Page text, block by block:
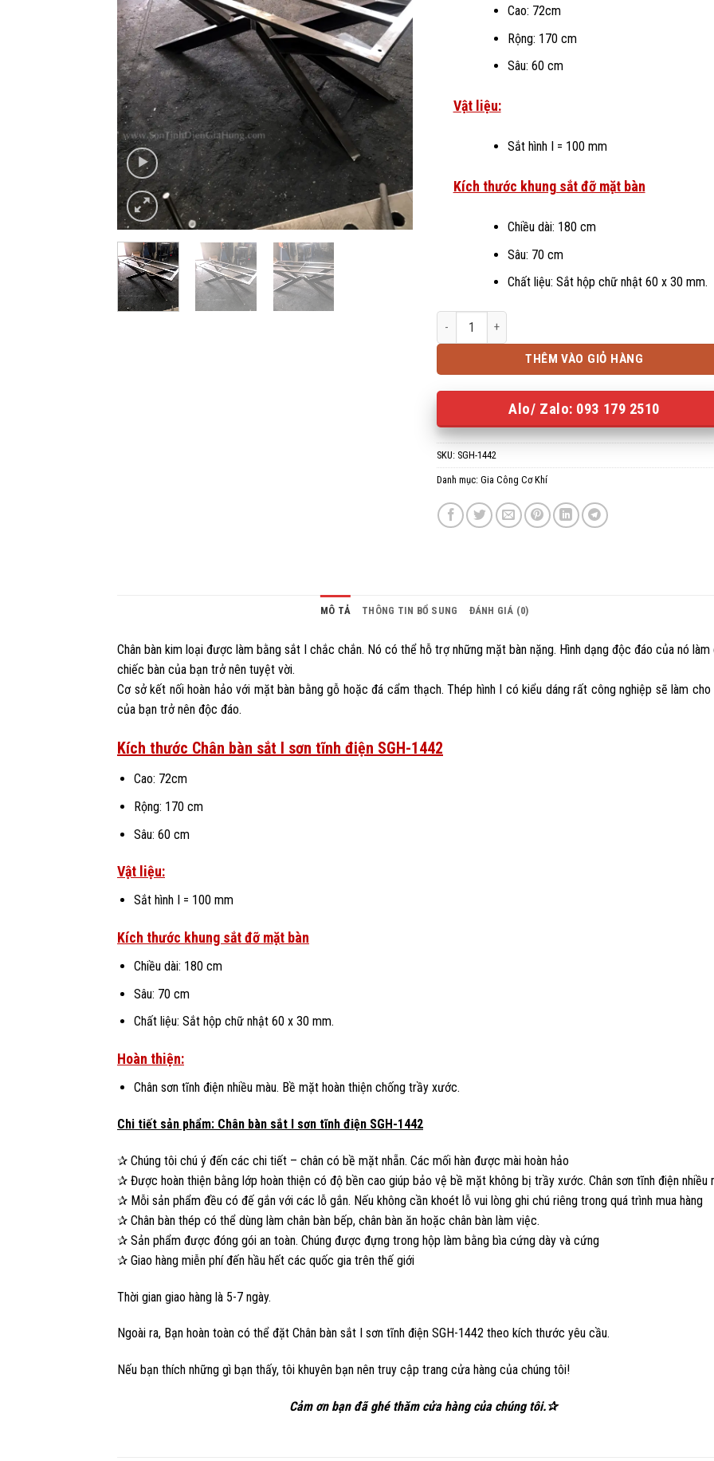
Cao: 72cm
Rộng: 170 cm
Sâu: 60 cm
Vật liệu:
Sắt hình I = 100 mm
Kích thước khung sắt đỡ mặt bàn
Chiều dài: 180 cm
Sâu: 70 cm
Chất liệu: Sắt hộp chữ nhật 60 x 30 mm.
Chân bàn sắt I sơn tĩnh điện SGH-1442 số lượng
THÊM VÀO GIỎ HÀNG
Alo/ Zalo: 093 179 2510
SKU: SGH-1442
Danh mục: Gia Công Cơ Khí
MÔ TẢ THÔNG TIN BỔ SUNG ĐÁNH GIÁ (0)
Chân bàn kim loại được làm bằng sắt I chắc chắn. Nó có thể hỗ trợ những mặt bàn nặng. Hình dạng độc đáo của nó làm
chiếc bàn của bạn trở nên tuyệt vời.
Cơ sở kết nối hoàn hảo với mặt bàn bằng gỗ hoặc đá cẩm thạch. Thép hình I có kiểu dáng rất công nghiệp sẽ làm cho
của bạn trở nên độc đáo.
Kích thước Chân bàn sắt I sơn tĩnh điện SGH-1442
Cao: 72cm
Rộng: 170 cm
Sâu: 60 cm
Vật liệu:
Sắt hình I = 100 mm
Kích thước khung sắt đỡ mặt bàn
Chiều dài: 180 cm
Sâu: 70 cm
Chất liệu: Sắt hộp chữ nhật 60 x 30 mm.
Hoàn thiện:
Chân sơn tĩnh điện nhiều màu. Bề mặt hoàn thiện chống trầy xước.
Chi tiết sản phẩm: Chân bàn sắt I sơn tĩnh điện SGH-1442
✰ Chúng tôi chú ý đến các chi tiết – chân có bề mặt nhẵn. Các mối hàn được mài hoàn hảo
✰ Được hoàn thiện bằng lớp hoàn thiện có độ bền cao giúp bảo vệ bề mặt không bị trầy xước. Chân sơn tĩnh điện nhiều
✰ Mỗi sản phẩm đều có đế gắn với các lỗ gắn. Nếu không cần khoét lỗ vui lòng ghi chú riêng trong quá trình mua hàng
✰ Chân bàn thép có thể dùng làm chân bàn bếp, chân bàn ăn hoặc chân bàn làm việc.
✰ Sản phẩm được đóng gói an toàn. Chúng được đựng trong hộp làm bằng bìa cứng dày và cứng
✰ Giao hàng miễn phí đến hầu hết các quốc gia trên thế giới
Thời gian giao hàng là 5-7 ngày.
Ngoài ra, Bạn hoàn toàn có thể đặt Chân bàn sắt I sơn tĩnh điện SGH-1442 theo kích thước yêu cầu.
Nếu bạn thích những gì bạn thấy, tôi khuyên bạn nên truy cập trang cửa hàng của chúng tôi!
Cảm ơn bạn đã ghé thăm cửa hàng của chúng tôi.✰